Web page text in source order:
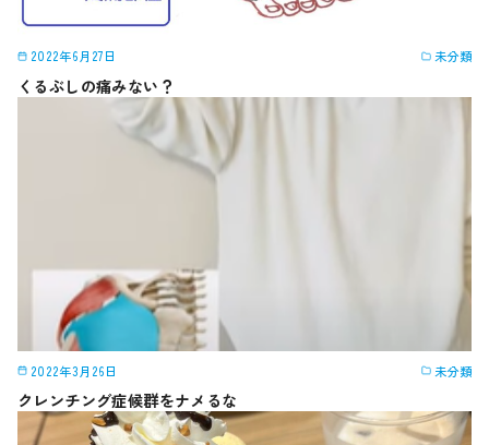
2022年6月27日 未分類
くるぶしの痛みない？
2022年3月26日 未分類
クレンチング症候群をナメるな